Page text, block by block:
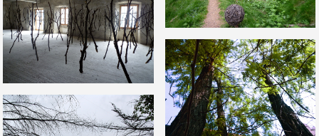
GRAVITÉ 0 # 9, 2009
GRAVITÉ 0 # 3, 2004